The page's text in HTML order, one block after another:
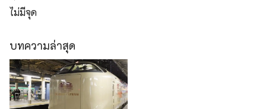
ไม่มีจุด
บทความล่าสุด